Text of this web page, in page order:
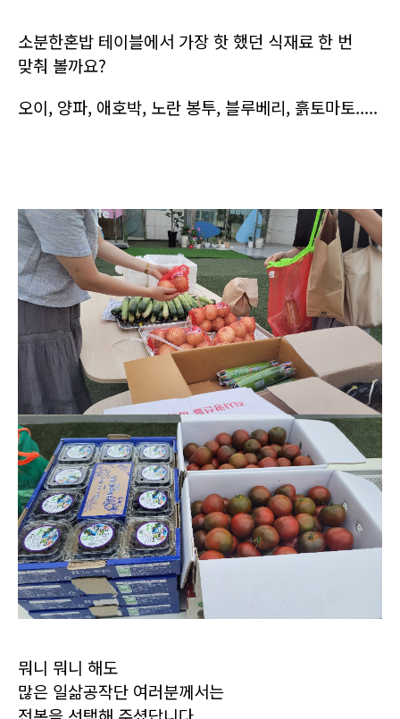
소분한혼밥 테이블에서 가장 핫 했던 식재료 한 번
맞춰 볼까요?
오이, 양파, 애호박, 노란 봉투, 블루베리, 흙토마토.....
뭐니 뭐니 해도
많은 일삶공작단 여러분께서는